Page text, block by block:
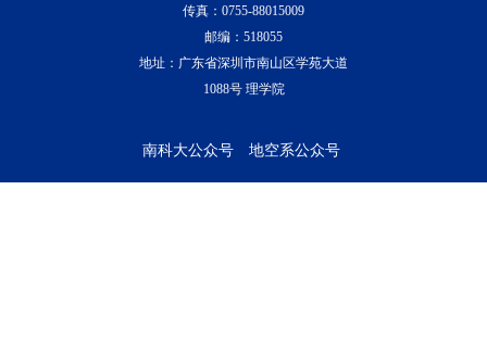
电话：0755-88018693
传真：0755-88015009
邮编：518055
地址：广东省深圳市南山区学苑大道